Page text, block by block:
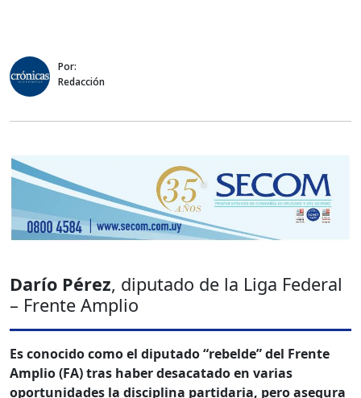
Por:
Redacción
Darío Pérez, diputado de la Liga Federal
– Frente Amplio
Es conocido como el diputado “rebelde” del Frente
Amplio (FA) tras haber desacatado en varias
oportunidades la disciplina partidaria, pero asegura